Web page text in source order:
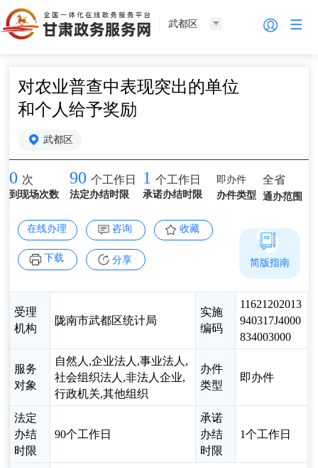
武都区
对农业普查中表现突出的单位
和个人给予奖励
武都区
0 次
到现场次数
90 个工作日
法定办结时限
1 个工作日
承诺办结时限
即办件
办件类型
全省
通办范围
在线办理 咨询 收藏
下载 分享
受理
机构
陇南市武都区统计局
实施
编码
11621202013
940317J4000
834003000
服务
对象
自然人,企业法人,事业法人,
社会组织法人,非法人企业,
行政机关,其他组织
办件
类型
即办件
法定
办结
时限
90个工作日
承诺
办结
时限
1个工作日
简版指南